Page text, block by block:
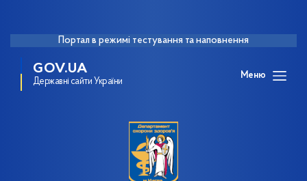
Портал в режимі тестування та наповнення
GOV.UA
Державні сайти України
Меню